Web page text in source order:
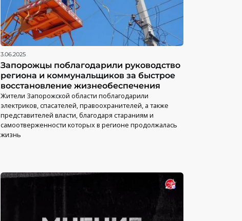
3.06.2025
Запорожцы поблагодарили руководство
региона и коммунальщиков за быстрое
восстановление жизнеобеспечения
Жители Запорожской области поблагодарили
электриков, спасателей, правоохранителей, а также
представителей власти, благодаря стараниям и
самоотверженности которых в регионе продолжалась
жизнь